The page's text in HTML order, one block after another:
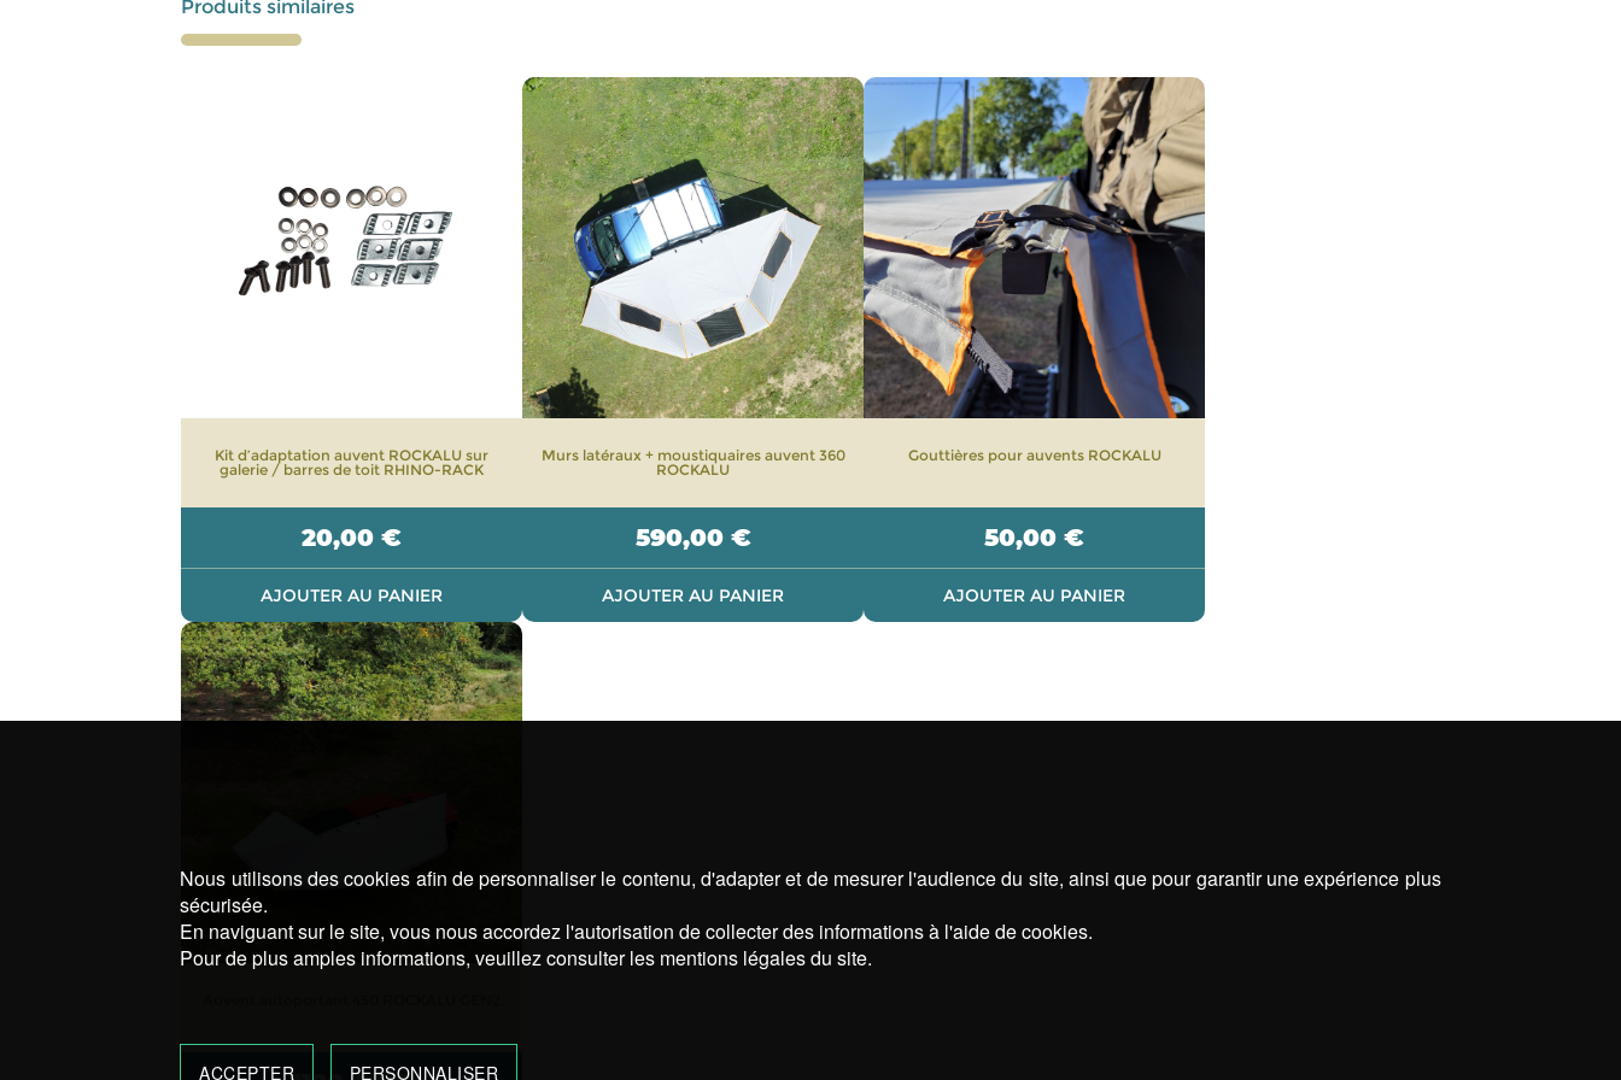
Produits similaires
Kit d’adaptation auvent ROCKALU sur
galerie / barres de toit RHINO-RACK
20,00 €
AJOUTER AU PANIER
Murs latéraux + moustiquaires auvent 360
ROCKALU
590,00 €
AJOUTER AU PANIER
Gouttières pour auvents ROCKALU
50,00 €
AJOUTER AU PANIER
Ce
produit
a
plusieurs
être
choisies
sur
la
produit
Nous utilisons des cookies afin de personnaliser le contenu, d'adapter et de mesurer l'audience du site, ainsi que pour garantir une expérience plus
sécurisée.
En naviguant sur le site, vous nous accordez l'autorisation de collecter des informations à l'aide de cookies.
Pour de plus amples informations, veuillez consulter les mentions légales du site.
ACCEPTER PERSONNALISER